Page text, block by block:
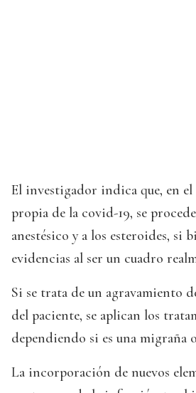
El investigador indica que, en el
propia de la covid-19, se
anestésico y a los esteroides, si
evidencias al ser un cuadro
Si se trata de un agravamiento
del paciente, se aplican los
dependiendo si es una migraña
La incorporación de nuevos